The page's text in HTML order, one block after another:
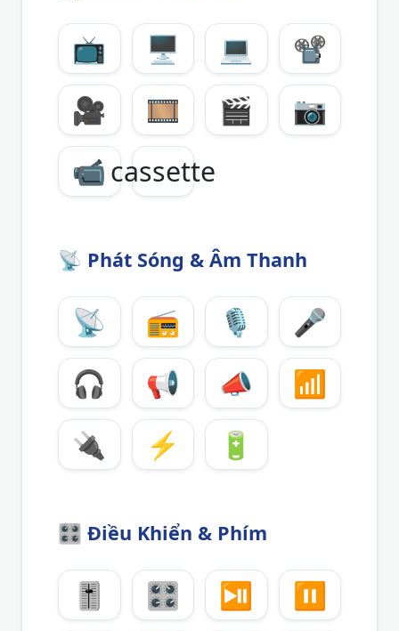
📺 🖥️ 💻
📽️
🎥
🎞️ 🎬
📷
📹cassette
📡 Phát Sóng & Âm Thanh
📡 📻 🎙️
🎤
🎧
📢 📣
📶
🔌
⚡ 🔋
🎛️ Điều Khiển & Phím
🎚️ 🎛️ ⏯️
⏸️